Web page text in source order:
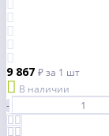
9 867 ₽за 1 шт
В наличии
-